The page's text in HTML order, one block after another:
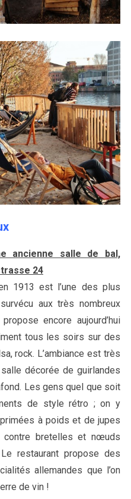
ancienne salle de bal,
24
1913 est l’une des plus
aux très nombreux
encore aujourd’hui
tous les soirs sur des
rock. L’ambiance est très
décorée de guirlandes
Les gens quel que soit
de style rétro ; on y
à poids et de jupes
bretelles et nœuds
restaurant propose des
allemandes que l’on
de vin !